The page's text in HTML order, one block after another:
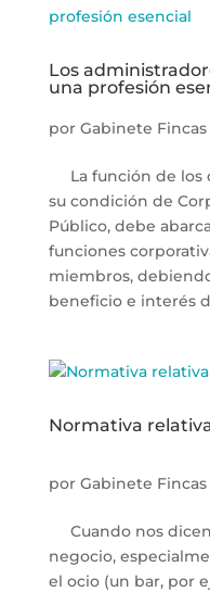
Los
una profesión
por Gabinete Fincas
La función de los
su condición de
Público, debe
funciones
miembros,
beneficio e interés
Normativa
por Gabinete Fincas
Cuando nos dicen
negocio,
el ocio (un bar, por